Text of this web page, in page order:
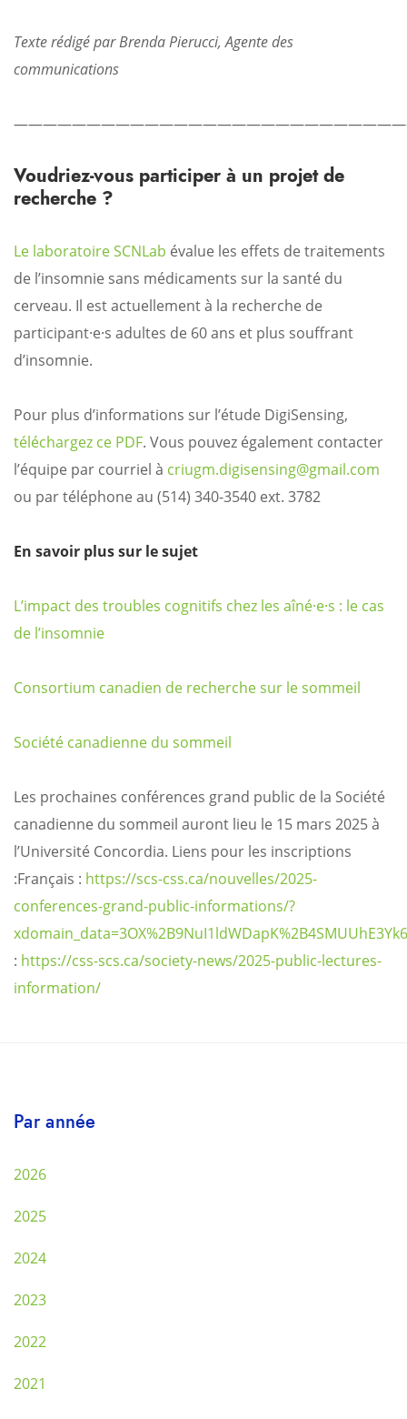
Texte rédigé parBrenda Pierucci, Agente des
communications
Voudriez-vous participer à un projet de
recherche ?
Le laboratoire SCNLab évalue les effets de traitements
de l’insomnie sans médicaments sur la santé du
cerveau. Il est actuellement à la recherche de
participant·e·s adultes de 60 ans et plus souffrant
d’insomnie.
Pour plus d’informations sur l’étude DigiSensing,
téléchargez ce PDF. Vous pouvez également contacter
l’équipe par courriel à criugm.digisensing@gmail.com
ou par téléphone au (514) 340-3540 ext. 3782
En savoir plus sur le sujet
L’impact des troubles cognitifs chez les aîné·e·s : le cas
de l’insomnie
Consortium canadien de recherche sur le sommeil
Société canadienne du sommeil
Les prochaines conférences grand public de la Société
canadienne du sommeil auront lieu le 15 mars 2025 à
l’Université Concordia. Liens pour les inscriptions
:Français : https://scs-css.ca/nouvelles/2025-
conferences-grand-public-informations/?
: https://css-scs.ca/society-news/2025-public-lectures-
information/
Par année
2026
2025
2024
2023
2022
2021